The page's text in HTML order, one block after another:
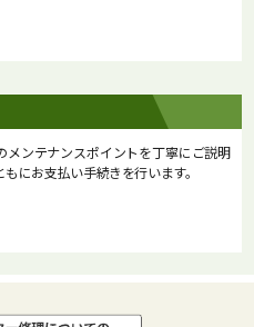
メンテナンスポイントを丁寧にご説明
にお支払い手続きを行います。